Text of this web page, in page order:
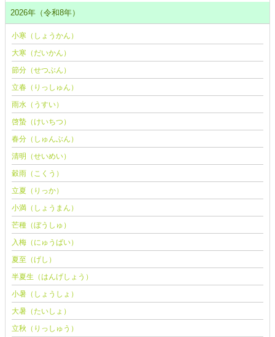
2026年（令和8年）
小寒（しょうかん）
大寒（だいかん）
節分（せつぶん）
立春（りっしゅん）
雨水（うすい）
啓蟄（けいちつ）
春分（しゅんぶん）
清明（せいめい）
穀雨（こくう）
立夏（りっか）
小満（しょうまん）
芒種（ぼうしゅ）
入梅（にゅうばい）
夏至（げし）
半夏生（はんげしょう）
小暑（しょうしょ）
大暑（たいしょ）
立秋（りっしゅう）